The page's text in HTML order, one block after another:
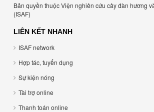
Bản quyền thuộc Viện nghiên cứu cây đàn hương
(ISAF)
LIÊN KẾT NHANH
ISAF network
Hợp tác, tuyển dụng
Sự kiện nóng
Tài trợ online
Thanh toán online